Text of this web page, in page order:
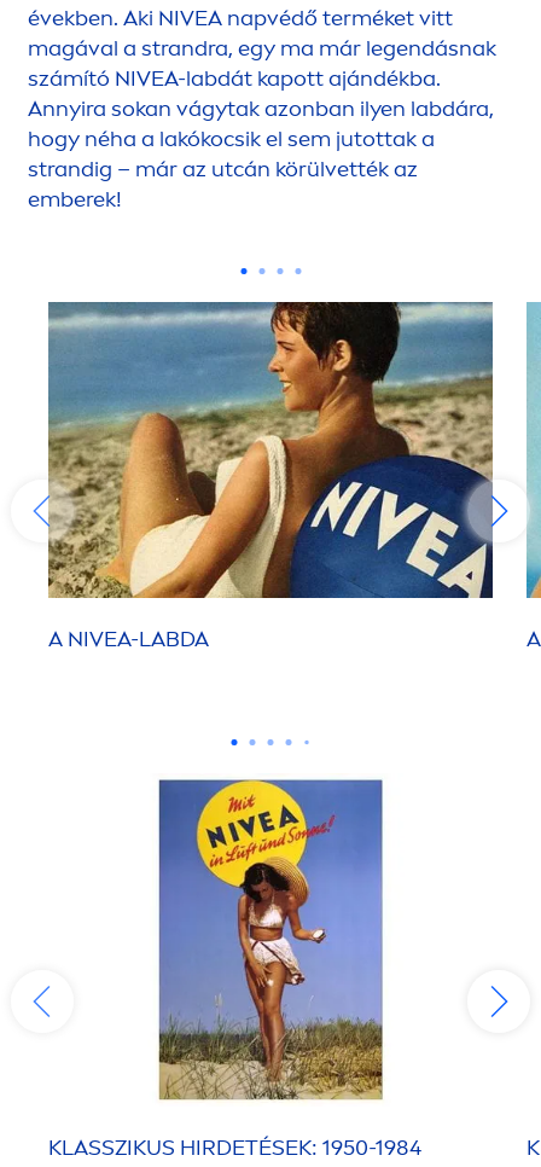
években. Aki NIVEA napvédő terméket vitt
magával a strandra, egy ma már legendásnak
számító NIVEA-labdát kapott ajándékba.
Annyira sokan vágytak azonban ilyen labdára,
hogy néha a lakókocsik el sem jutottak a
strandig – már az utcán körülvették az
emberek!
A NIVEA-LABDA
KLASSZIKUS HIRDETÉSEK: 1950-1984